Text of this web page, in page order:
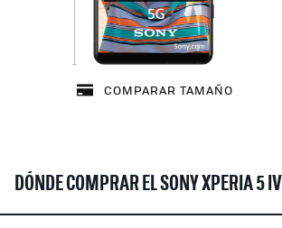
COMPARAR TAMAÑO
DÓNDE COMPRAR EL SONY XPERIA 5 IV